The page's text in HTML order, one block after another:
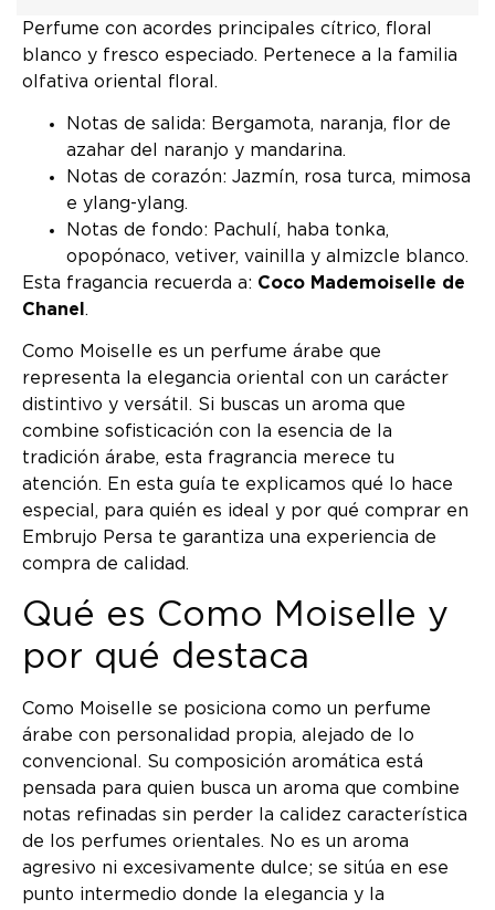
Perfume con acordes principales cítrico, floral
blanco y fresco especiado. Pertenece a la familia
olfativa oriental floral.
Notas de salida: Bergamota, naranja, flor de
azahar del naranjo y mandarina.
Notas de corazón: Jazmín, rosa turca, mimosa
e ylang-ylang.
Notas de fondo: Pachulí, haba tonka,
opopónaco, vetiver, vainilla y almizcle blanco.
Esta fragancia recuerda a: Coco Mademoiselle de
Chanel .
Como Moiselle es un perfume árabe que
representa la elegancia oriental con un carácter
distintivo y versátil. Si buscas un aroma que
combine sofisticación con la esencia de la
tradición árabe, esta fragrancia merece tu
atención. En esta guía te explicamos qué lo hace
especial, para quién es ideal y por qué comprar en
Embrujo Persa te garantiza una experiencia de
compra de calidad.
Qué es Como Moiselle y
por qué destaca
Como Moiselle se posiciona como un perfume
árabe con personalidad propia, alejado de lo
convencional. Su composición aromática está
pensada para quien busca un aroma que combine
notas refinadas sin perder la calidez característica
de los perfumes orientales. No es un aroma
agresivo ni excesivamente dulce; se sitúa en ese
punto intermedio donde la elegancia y la